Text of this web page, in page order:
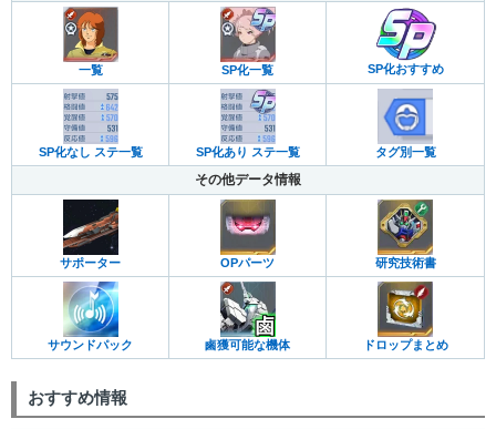
一覧 SP化一覧 SP化おすすめ
SP化なし ステ一覧 SP化あり ステ一覧 タグ別一覧
その他データ情報
サポーター OPパーツ 研究技術書
サウンドパック 鹵獲可能な機体 ドロップまとめ
おすすめ情報